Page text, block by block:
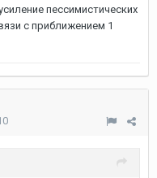
пессимистических
с приближением 1